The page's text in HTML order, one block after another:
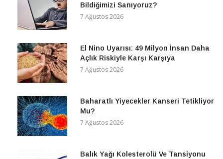
Bildiğimizi Sanıyoruz?
7 Ağustos 2026
El Nino Uyarısı: 49 Milyon İnsan Daha
Açlık Riskiyle Karşı Karşıya
7 Ağustos 2026
Baharatlı Yiyecekler Kanseri Tetikliyor
Mu?
7 Ağustos 2026
Balık Yağı Kolesterolü Ve Tansiyonu